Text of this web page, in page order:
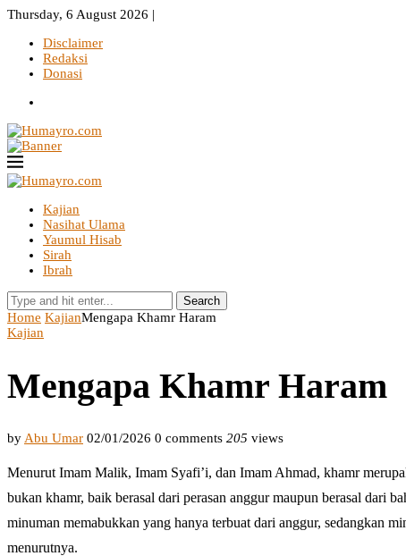
Thursday, 6 August 2026 |
Disclaimer
Redaksi
Donasi
Kajian
Nasihat Ulama
Yaumul Hisab
Sirah
Ibrah
Search
Home KajianMengapa Khamr Haram
Kajian
Mengapa Khamr Haram
by Abu Umar 02/01/2026 0 comments 205 views
Menurut Imam Malik, Imam Syafi’i, dan Imam Ahmad, khamr
bukan khamr, baik berasal dari perasan anggur maupun berasal dari
minuman memabukkan yang hanya terbuat dari anggur, sedangkan
menurutnya.